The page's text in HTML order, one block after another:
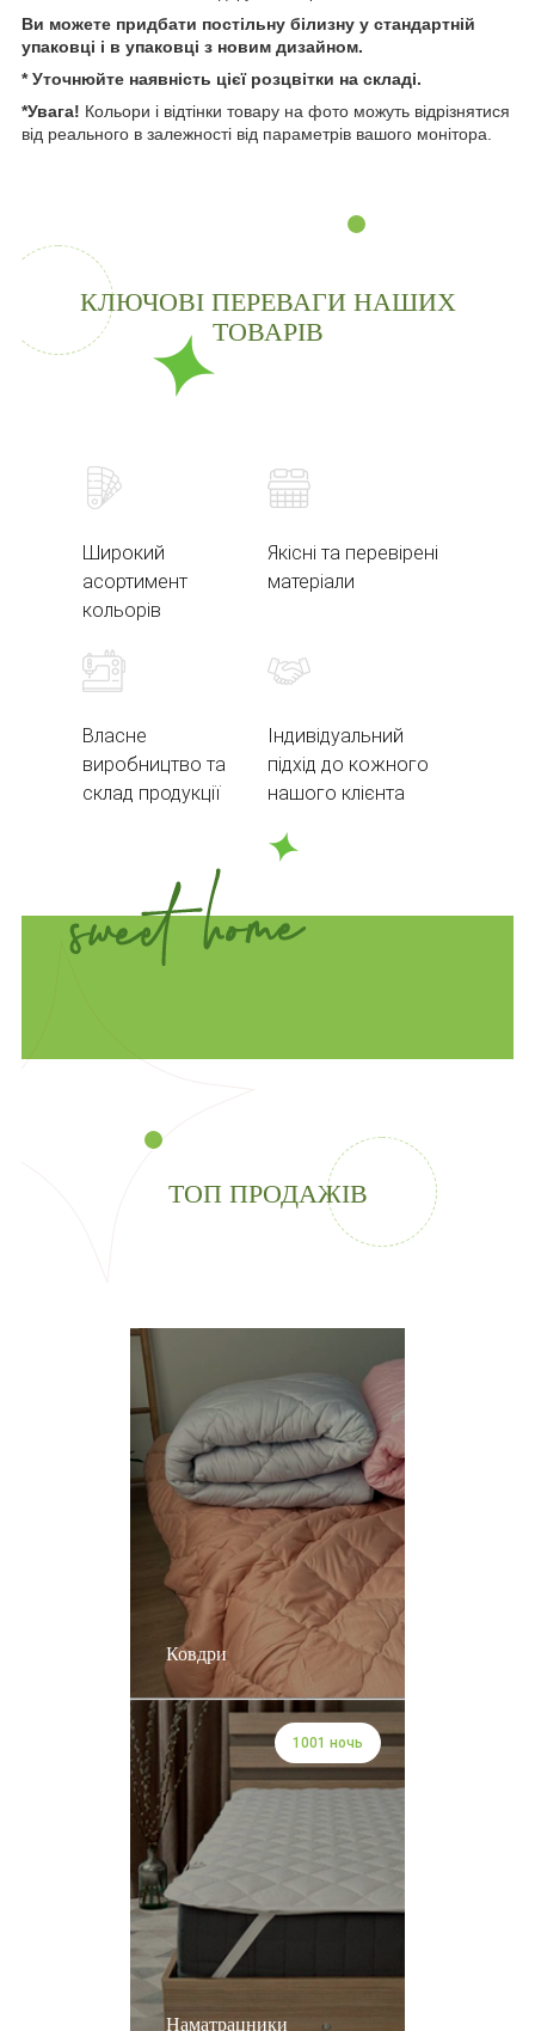
Ви можете придбати постільну білизну у стандартній
упаковці і в упаковці з новим дизайном.
* Уточнюйте наявність цієї розцвітки на складі.
*Увага! Кольори і відтінки товару на фото можуть відрізнятися
від реального в залежності від параметрів вашого монітора.
КЛЮЧОВІ ПЕРЕВАГИ НАШИХ
ТОВАРІВ
Широкий
асортимент
кольорів
Якісні та перевірені
матеріали
Власне
виробництво та
склад продукції
Індивідуальний
підхід до кожного
нашого клієнта
ТОП ПРОДАЖІВ
Ковдри
Наматрацники
1001 ночь